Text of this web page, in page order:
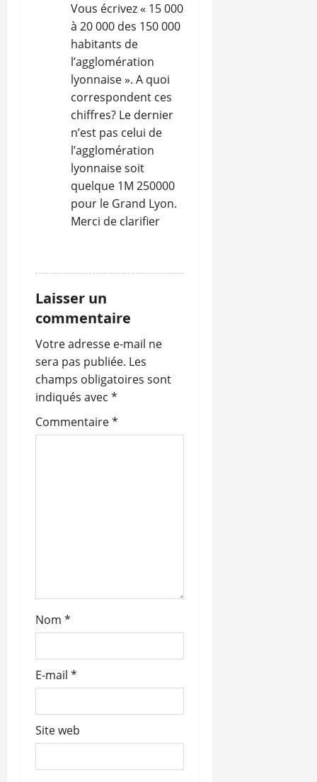
Vous écrivez « 15 000
à 20 000 des 150 000
habitants de
l’agglomération
lyonnaise ». A quoi
correspondent ces
chiffres? Le dernier
n’est pas celui de
l’agglomération
lyonnaise soit
quelque 1M 250000
pour le Grand Lyon.
Merci de clarifier
Laisser un
commentaire
Votre adresse e-mail ne
sera pas publiée. Les
champs obligatoires sont
indiqués avec *
Commentaire*
Nom *
E-mail *
Site web